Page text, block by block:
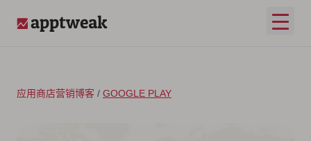
打开
应用商店营销博客 / GOOGLE PLAY